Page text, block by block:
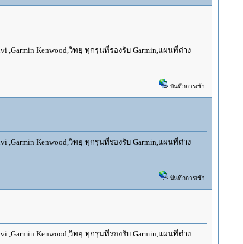
,Garmin Kenwood,วิทยุ ทุกรุ่นที่รองรับ Garmin,แผนที่ต่าง
บันทึกการเข้า
,Garmin Kenwood,วิทยุ ทุกรุ่นที่รองรับ Garmin,แผนที่ต่าง
บันทึกการเข้า
,Garmin Kenwood,วิทยุ ทุกรุ่นที่รองรับ Garmin,แผนที่ต่าง